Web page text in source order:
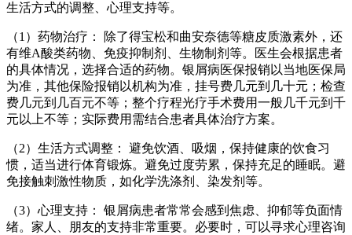
生活方式的调整、心理支持等。
（1）药物治疗： 除了得宝松和曲安奈德等糖皮质激素外，还
有维A酸类药物、免疫抑制剂、生物制剂等。医生会根据患者
的具体情况，选择合适的药物。银屑病医保报销以当地医保局
为准，其他保险报销以机构为准，挂号费几元到几十元；检查
费几元到几百元不等；整个疗程光疗手术费用一般几千元到千
元以上不等；实际费用需结合患者具体治疗方案。
（2）生活方式调整： 避免饮酒、吸烟，保持健康的饮食习
惯，适当进行体育锻炼。避免过度劳累，保持充足的睡眠。避
免接触刺激性物质，如化学洗涤剂、染发剂等。
（3）心理支持： 银屑病患者常常会感到焦虑、抑郁等负面情
绪。家人、朋友的支持非常重要。必要时，可以寻求心理咨询